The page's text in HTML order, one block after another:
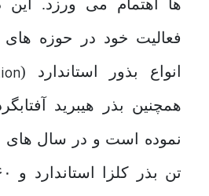
ها اهتمام می ورزد. این
فعالیت خود در حوزه های
انواع بذور استاندارد (
همچنین بذر هیبرید